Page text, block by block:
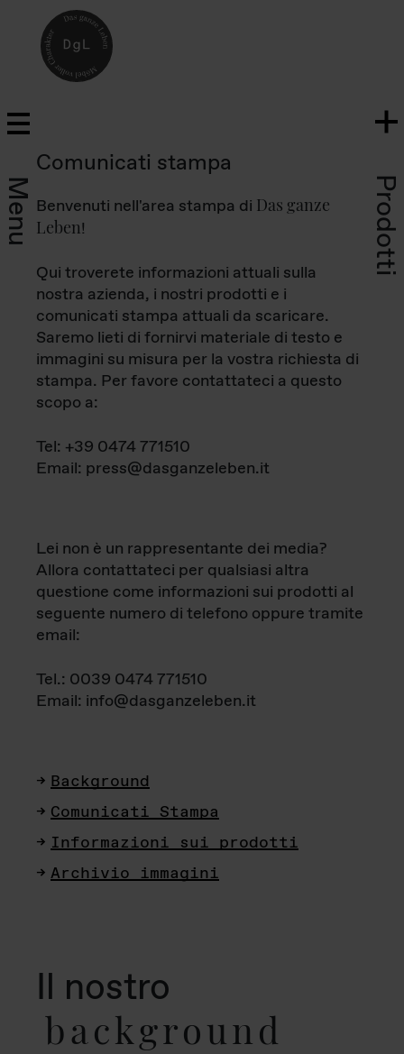
Menu Prodotti
Comunicati stampa
Benvenuti nell'area stampa di Das ganze
Leben!
Qui troverete informazioni attuali sulla
nostra azienda, i nostri prodotti e i
comunicati stampa attuali da scaricare.
Saremo lieti di fornirvi materiale di testo e
immagini su misura per la vostra richiesta di
stampa. Per favore contattateci a questo
scopo a:
Tel: +39 0474 771510
Email: press@dasganzeleben.it
Lei non è un rappresentante dei media?
Allora contattateci per qualsiasi altra
questione come informazioni sui prodotti al
seguente numero di telefono oppure tramite
email:
Tel.: 0039 0474 771510
Email: info@dasganzeleben.it
Background
Comunicati Stampa
Informazioni sui prodotti
Archivio immagini
Il nostro
background